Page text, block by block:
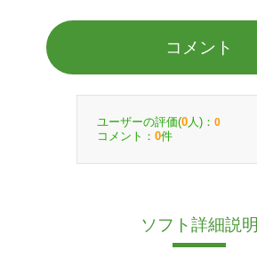
コメント
ユーザーの評価(0 人)： 0
コメント： 0件
ソフト詳細説明